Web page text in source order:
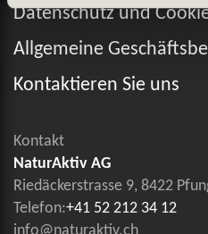
Datenschutz und
Allgemeine
Kontaktieren Sie uns
Kontakt
NaturAktiv AG
Riedäckerstrasse 9, 8422
Telefon:+41 52 212 34 12